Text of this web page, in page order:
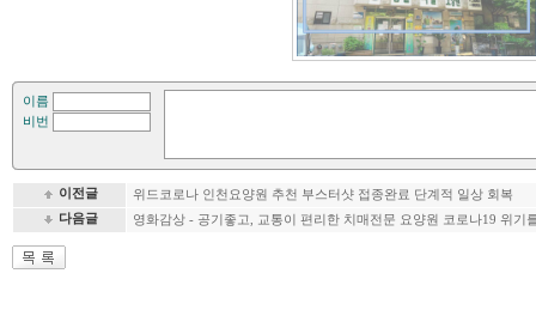
이름
비번
이전글
위드코로나 인천요양원 추천 부스터샷 접종완료 단계적 일상 회복
다음글
영화감상 - 공기좋고, 교통이 편리한 치매전문 요양원 코로나19 위기